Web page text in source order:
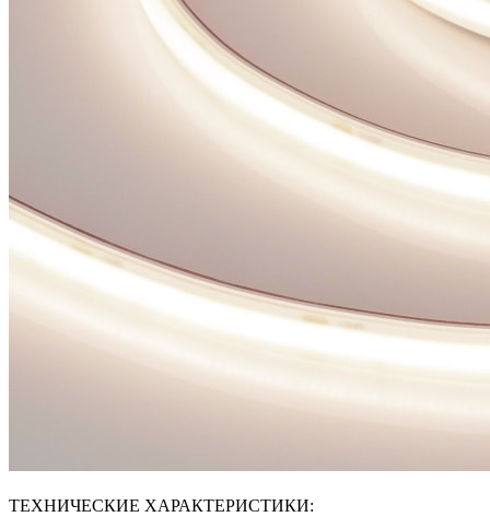
ТЕХНИЧЕСКИЕ ХАРАКТЕРИСТИКИ: